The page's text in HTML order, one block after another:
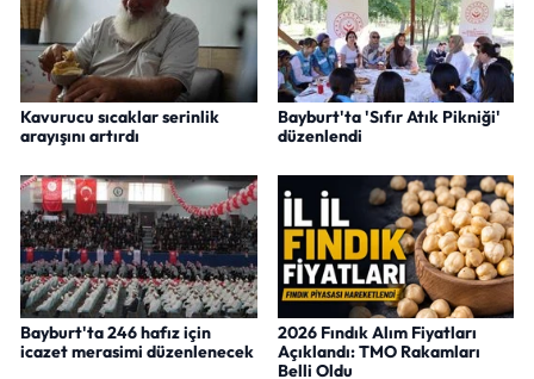
Kavurucu sıcaklar serinlik
arayışını artırdı
Bayburt'ta 'Sıfır Atık Pikniği'
düzenlendi
Bayburt'ta 246 hafız için
icazet merasimi düzenlenecek
2026 Fındık Alım Fiyatları
Açıklandı: TMO Rakamları
Belli Oldu